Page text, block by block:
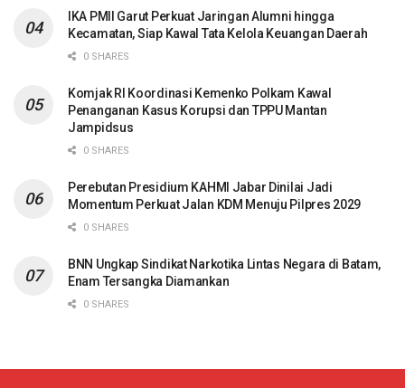
IKA PMII Garut Perkuat Jaringan Alumni hingga
Kecamatan, Siap Kawal Tata Kelola Keuangan Daerah
0 SHARES
Komjak RI Koordinasi Kemenko Polkam Kawal
Penanganan Kasus Korupsi dan TPPU Mantan
Jampidsus
0 SHARES
Perebutan Presidium KAHMI Jabar Dinilai Jadi
Momentum Perkuat Jalan KDM Menuju Pilpres 2029
0 SHARES
BNN Ungkap Sindikat Narkotika Lintas Negara di Batam,
Enam Tersangka Diamankan
0 SHARES